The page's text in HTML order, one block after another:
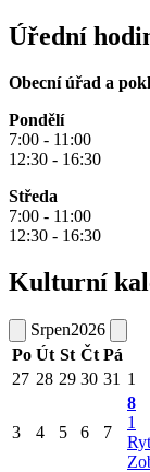
Úřední
Obecní úřad a
Pondělí
7:00 - 11:00
12:30 - 16:30
Středa
7:00 - 11:00
12:30 - 16:30
Kulturní
Srpen2026
Po Út St Čt Pá
27 28 29 30 31 1
3 4 5 6 7
8
1